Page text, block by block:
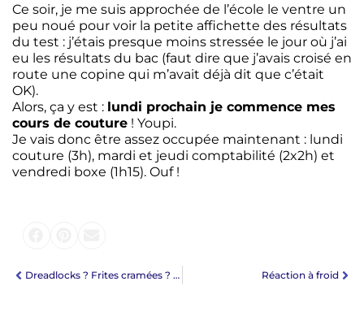
Ce soir, je me suis approchée de l’école le ventre un
peu noué pour voir la petite affichette des résultats
du test : j’étais presque moins stressée le jour où j’ai
eu les résultats du bac (faut dire que j’avais croisé en
route une copine qui m’avait déjà dit que c’était
OK).
Alors, ça y est : lundi prochain je commence mes
cours de couture ! Youpi.
Je vais donc être assez occupée maintenant : lundi
couture (3h), mardi et jeudi comptabilité (2x2h) et
vendredi boxe (1h15). Ouf !
Dreadlocks ? Frites cramées ? Petites crottes ? Que nenni ! Réaction à froid